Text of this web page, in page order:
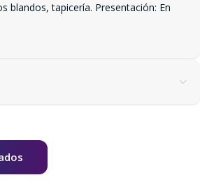
blandos, tapicería. Presentación: En